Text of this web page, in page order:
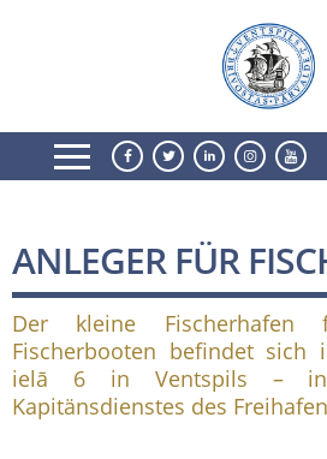
ANLEGER FÜR
Der kleine Fischerhafen
Fischerbooten befindet sich
ielā 6 in Ventspils –
Kapitänsdienstes des